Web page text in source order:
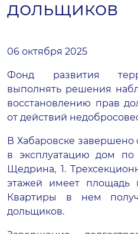
дольщиков
06 октября 2025
Фонд развития
выполнять решения
восстановлению прав
от действий
В Хабаровске завершено
в эксплуатацию дом по
Щедрина, 1.
этажей имеет площадь
Квартиры в нем
дольщиков.